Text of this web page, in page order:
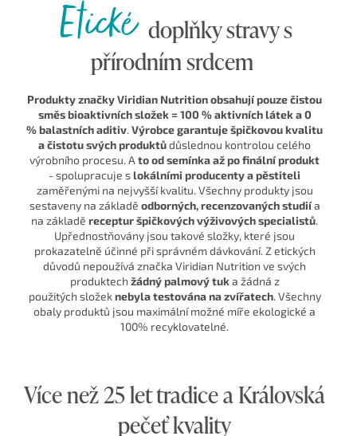
Etickédoplňky stravy s
přírodním srdcem
Produkty značky Viridian Nutrition obsahují pouze čistou
směs bioaktivních složek = 100 % aktivních látek a 0
% balastních aditiv.Výrobce garantuje špičkovou kvalitu
a čistotu svých produktůdůslednou kontrolou celého
výrobního procesu. Ato od semínka až po finální produkt
- spolupracuje slokálními producenty a pěstiteli
zaměřenými na nejvyšší kvalitu. Všechny produkty jsou
sestaveny na základě odborných, recenzovaných studiía
na základě receptur špičkových výživových specialistů.
Upřednostňovány jsou takové složky, které jsou
prokazatelně účinné při správném dávkování. Z etických
důvodů nepoužívá značka Viridian Nutrition ve svých
produktech žádný palmový tuka žádná z
použitých složeknebyla testována na zvířatech. Všechny
obaly produktů jsou maximální možné míře ekologické a
100% recyklovatelné.
Více než 25 let tradice a Královská
pečeť kvality